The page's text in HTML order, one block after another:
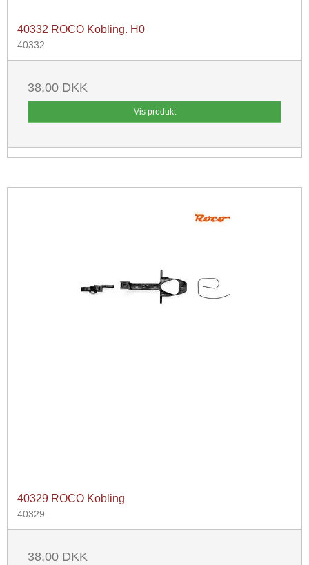
40332 ROCO Kobling. H0
40332
38,00 DKK
Vis produkt
40329 ROCO Kobling
40329
38,00 DKK